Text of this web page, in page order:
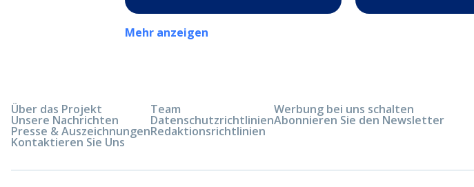
Mehr anzeigen
Über das Projekt
Unsere Nachrichten
Presse & Auszeichnungen
Kontaktieren Sie Uns
Team
Datenschutzrichtlinien
Redaktionsrichtlinien
Werbung bei uns schalten
Abonnieren Sie den Newsletter